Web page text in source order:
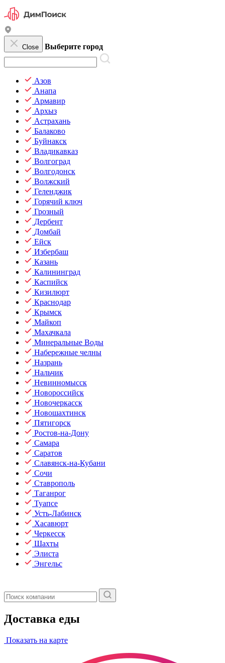
Close Выберите город
Азов
Анапа
Армавир
Архыз
Астрахань
Балаково
Буйнакск
Владикавказ
Волгоград
Волгодонск
Волжский
Геленджик
Горячий ключ
Грозный
Дербент
Домбай
Ейск
Избербаш
Казань
Калининград
Каспийск
Кизилюрт
Краснодар
Крымск
Майкоп
Махачкала
Минеральные Воды
Набережные челны
Назрань
Нальчик
Невинномысск
Новороссийск
Новочеркасск
Новошахтинск
Пятигорск
Ростов-на-Дону
Самара
Саратов
Славянск-на-Кубани
Сочи
Ставрополь
Таганрог
Туапсе
Усть-Лабинск
Хасавюрт
Черкесск
Шахты
Элиста
Энгельс
Доставка еды
Показать на карте